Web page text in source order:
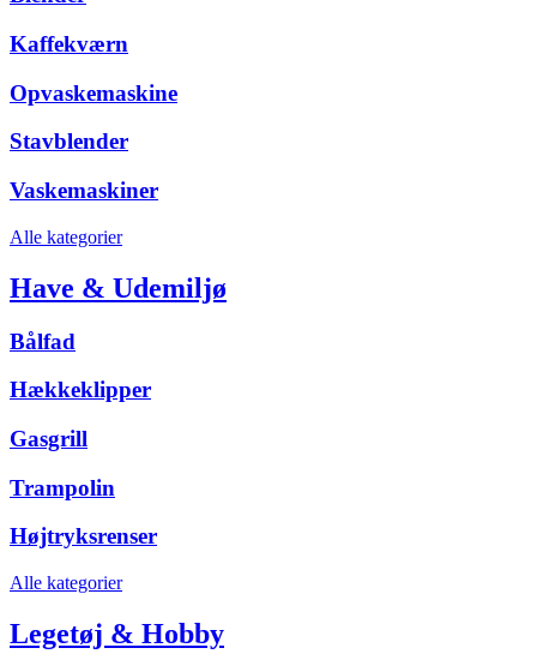
Kaffekværn
Opvaskemaskine
Stavblender
Vaskemaskiner
Alle kategorier
Have & Udemiljø
Bålfad
Hækkeklipper
Gasgrill
Trampolin
Højtryksrenser
Alle kategorier
Legetøj & Hobby